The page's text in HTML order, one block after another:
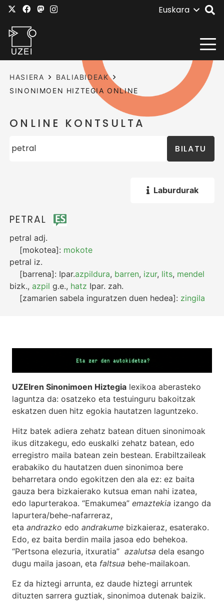
Euskara
HASIERA
BALIABIDEAK
SINONIMOEN HIZTEGIA ONLINE
ONLINE KONTSULTA
BILATU
Laburdurak
PETRAL
petral adj.
[mokotea]: mokote
petral iz.
[barrena]: Ipar.azpildura, barren, izur, lits, mendel
bizk.,azpil g.e., hatz Ipar. zah.
[zamarien sabela inguratzen duen hedea]: zingila
UZEIren Sinonimoen Hiztegia lexikoa aberasteko
laguntza da: osatzeko eta testuinguru bakoitzak
eskatzen duen hitz egokia hautatzen laguntzeko.
Hitz batek adiera zehatz batean dituen sinonimoak
ikus ditzakegu, edo euskalki zehatz batean, edo
erregistro maila batean zein bestean. Erabiltzaileak
erabakiko du hautatzen duen sinonimoa bere
beharretara ondo egokitzen den ala ez: ez baita
gauza bera bizkaierako kutsua eman nahi izatea,
edo lapurterakoa. “Emakumea” emaztekia izango da
lapurtera/behe-nafarreraz,
eta andrazko edo andrakume bizkaieraz, esaterako.
Edo, ez baita berdin maila jasoa edo behekoa.
“Pertsona elezuria, itxuratia” azalutsa dela esango
dugu maila jasoan, eta faltsua behe-mailakoan.
Ez da hiztegi arrunta, ez daude hiztegi arruntek
dituzten sarrera guztiak, sinonimoa dutenak baizik.